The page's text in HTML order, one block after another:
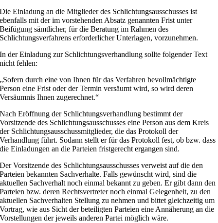
Die Einladung an die Mitglieder des Schlichtungsausschusses ist
ebenfalls mit der im vorstehenden Absatz genannten Frist unter
Beifügung sämtlicher, für die Beratung im Rahmen des
Schlichtungsverfahrens erforderlicher Unterlagen, vorzunehmen.
In der Einladung zur Schlichtungsverhandlung sollte folgender Text
nicht fehlen:
„Sofern durch eine von Ihnen für das Verfahren bevollmächtigte
Person eine Frist oder der Termin versäumt wird, so wird deren
Versäumnis Ihnen zugerechnet.“
Nach Eröffnung der Schlichtungsverhandlung bestimmt der
Vorsitzende des Schlichtungsausschusses eine Person aus dem Kreis
der Schlichtungsausschussmitglieder, die das Protokoll der
Verhandlung führt. Sodann stellt er für das Protokoll fest, ob bzw. dass
die Einladungen an die Parteien fristgerecht ergangen sind.
Der Vorsitzende des Schlichtungsausschusses verweist auf die den
Parteien bekannten Sachverhalte. Falls gewünscht wird, sind die
aktuellen Sachverhalt noch einmal bekannt zu geben. Er gibt dann den
Parteien bzw. deren Rechtsvertreter noch einmal Gelegenheit, zu den
aktuellen Sachverhalten Stellung zu nehmen und bittet gleichzeitig um
Vortrag, wie aus Sicht der beteiligten Parteien eine Annäherung an die
Vorstellungen der jeweils anderen Partei möglich wäre.